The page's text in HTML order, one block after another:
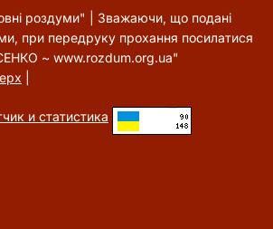
роздуми" | Зважаючи, що подані
при передруку прохання посилатися
~ www.rozdum.org.ua"